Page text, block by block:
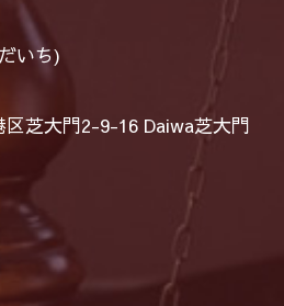
いち)
芝大門2-9-16 Daiwa芝大門